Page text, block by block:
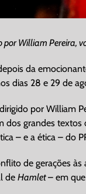
por William Pereira,
da
dias 28 e 29 de
por William
grandes
– e a ética – do
de gerações
de Hamlet– em